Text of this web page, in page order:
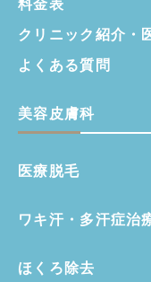
料金表
クリニック紹介・
よくある質問
美容皮膚科
医療脱毛
ワキ汗・多汗症治
ほくろ除去